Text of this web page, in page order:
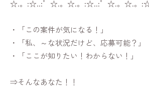
☆.。:☆..:゜☆.。☆.。:☆..:゜☆.。☆.。
・「この案件が気になる！」
・「私、～な状況だけど、応募可能？」
・「ここが知りたい！わからない！」
⇒そんなあなた！！